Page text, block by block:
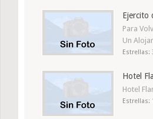
Ejercito
Para
Un
Estrellas:
Hotel
Hotel
Estrellas: 1